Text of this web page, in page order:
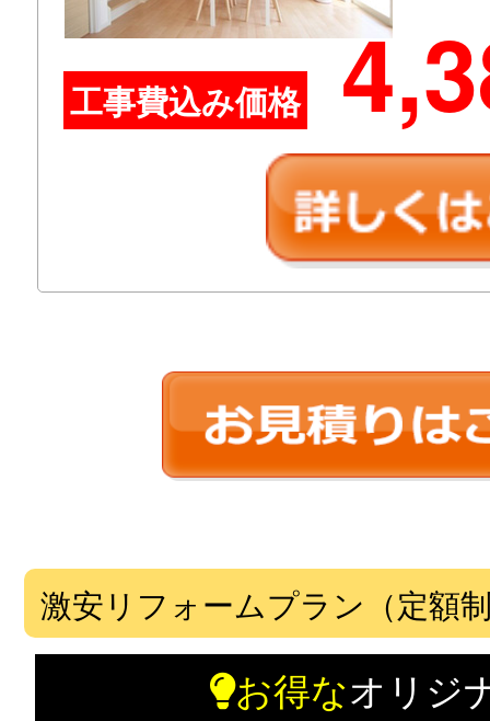
工事費込み価格
激安リフォームプラン（定額
お得なオリジ